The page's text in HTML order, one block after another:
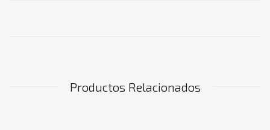
Productos Relacionados